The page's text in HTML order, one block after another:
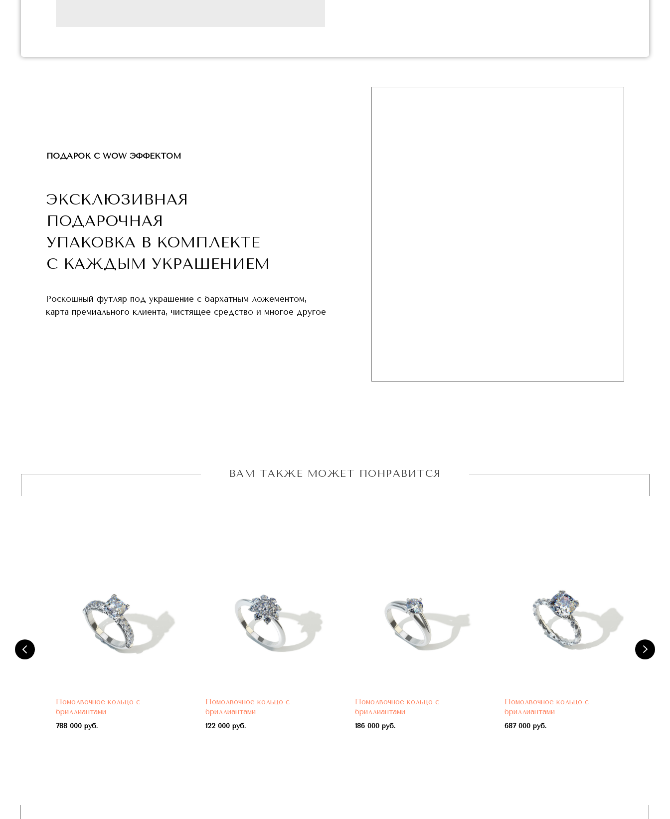
ЭКСКЛЮЗИВНАЯ
ПОДАРОЧНАЯ
УПАКОВКА В КОМПЛЕКТЕ
С КАЖДЫМ УКРАШЕНИЕМ
Роскошный футляр под украшение с бархатным ложементом,
карта премиального клиента, чистящее средство и многое другое
ПОДАРОК С WOW ЭФФЕКТОМ
ВАМ ТАКЖЕ МОЖЕТ ПОНРАВИТСЯ
Помолвочное кольцо с
бриллиантами
788 000 руб.
Помолвочное кольцо с
бриллиантами
122 000 руб.
Помолвочное кольцо с
бриллиантами
186 000 руб.
Помолвочное кольцо с
бриллиантами
687 000 руб.